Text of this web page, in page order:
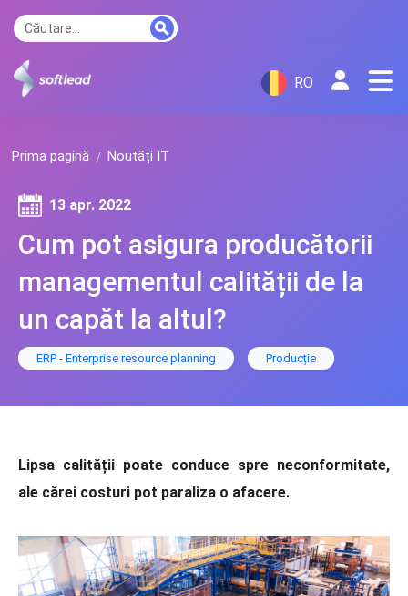
RO
Prima pagină Noutăți IT
Cum pot asigura producătorii
managementul calității de la
un capăt la altul?
13 apr. 2022
ERP - Enterprise resource planning Producție
Lipsa calității poate conduce spre neconformitate,
ale cărei costuri pot paraliza o afacere.